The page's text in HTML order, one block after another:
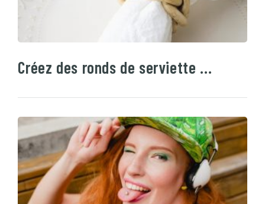
Créez des ronds de serviette …